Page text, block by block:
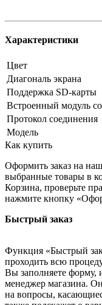
Характеристики
Цвет
Диагональ экрана
Поддержка SD-карты
Встроенный модуль
Протокол соединения
Модель
Как купить
Оформить заказ на
выбранные товары в
Корзина, проверьте
нажмите кнопку
Быстрый заказ
Функция «Быстрый
проходить всю
Вы заполняете форму,
менеджер магазина. Он
на вопросы,